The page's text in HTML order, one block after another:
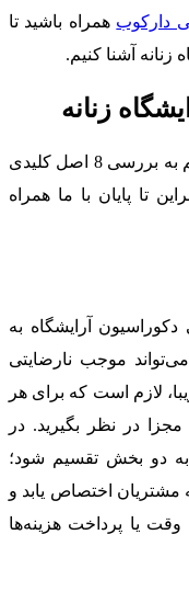
دارکوب همراه باشید تا
آشنا کنیم.
زنانه
در ادامه این نوشتار از دارکوب، قصد داریم به بررسی 8 اصل کلیدی
تا پایان با ما همراه
آرایشگاه به
موجب نارضایتی
لازم است که برای هر
در نظر بگیرید. در
دو بخش تقسیم شود؛
مشتریان اختصاص یابد و
وقت یا پرداخت هزینه‌ها